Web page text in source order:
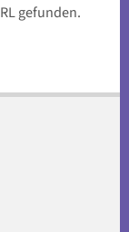
gefunden.